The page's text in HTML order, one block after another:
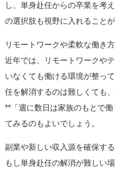
し、単身赴任からの卒業を考
の選択肢も視野に入れることが
リモートワークや柔軟な働き
近年では、リモートワークや
いなくても働ける環境が整っ
任を解消するのは難しくても
**「週に数日は家族のもとで働
てみるのもよいでしょう。
副業や新しい収入源を確保する
もし単身赴任の解消が難しい